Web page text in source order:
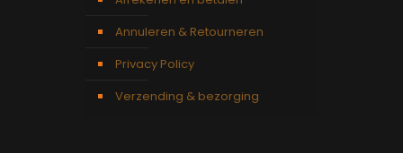
Annuleren & Retourneren
Privacy Policy
Verzending & bezorging